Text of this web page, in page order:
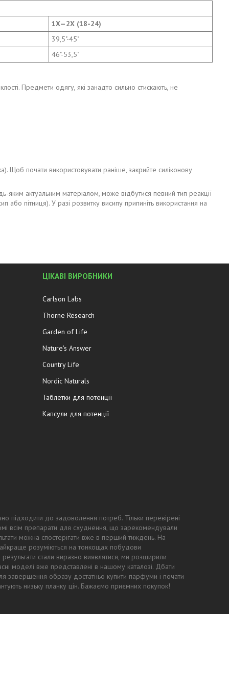
1X—2X (18-24)
39,5"-45"
46"-53,5"
Предмети одягу, які занадто сильно стискають, не
Щоб почати використовувати раніше, закрийте силіконову
яким актуальним матеріалом, може відбутися певний тип реакції
пітниця). У разі розвитку висипу припиніть використання на
ЦІКАВІ ВИРОБНИКИ
Carlson Labs
Thorne Research
Garden of Life
Nature's Answer
Country Life
Nordic Naturals
Таблетки для потенції
Капсули для потенції
підходити до задоволення потреб. Тільки перевірені
всім препарати для схуднення, що зарекомендували
можна спостерігати вже в перший тиждень. На
розуміються на тонкощах побудови
стали виразно виявлятися, ми розширили
моделі вже представлені в нашому каталозі. Дбати
завершення образу достатньо купити парфуми і почати
низьку планку цін. Бажаємо приємних покупок!